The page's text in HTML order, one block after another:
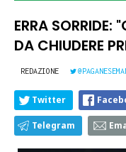
ERRA SORRIDE:
DA CHIUDERE
REDAZIONE
Twitter
Telegram